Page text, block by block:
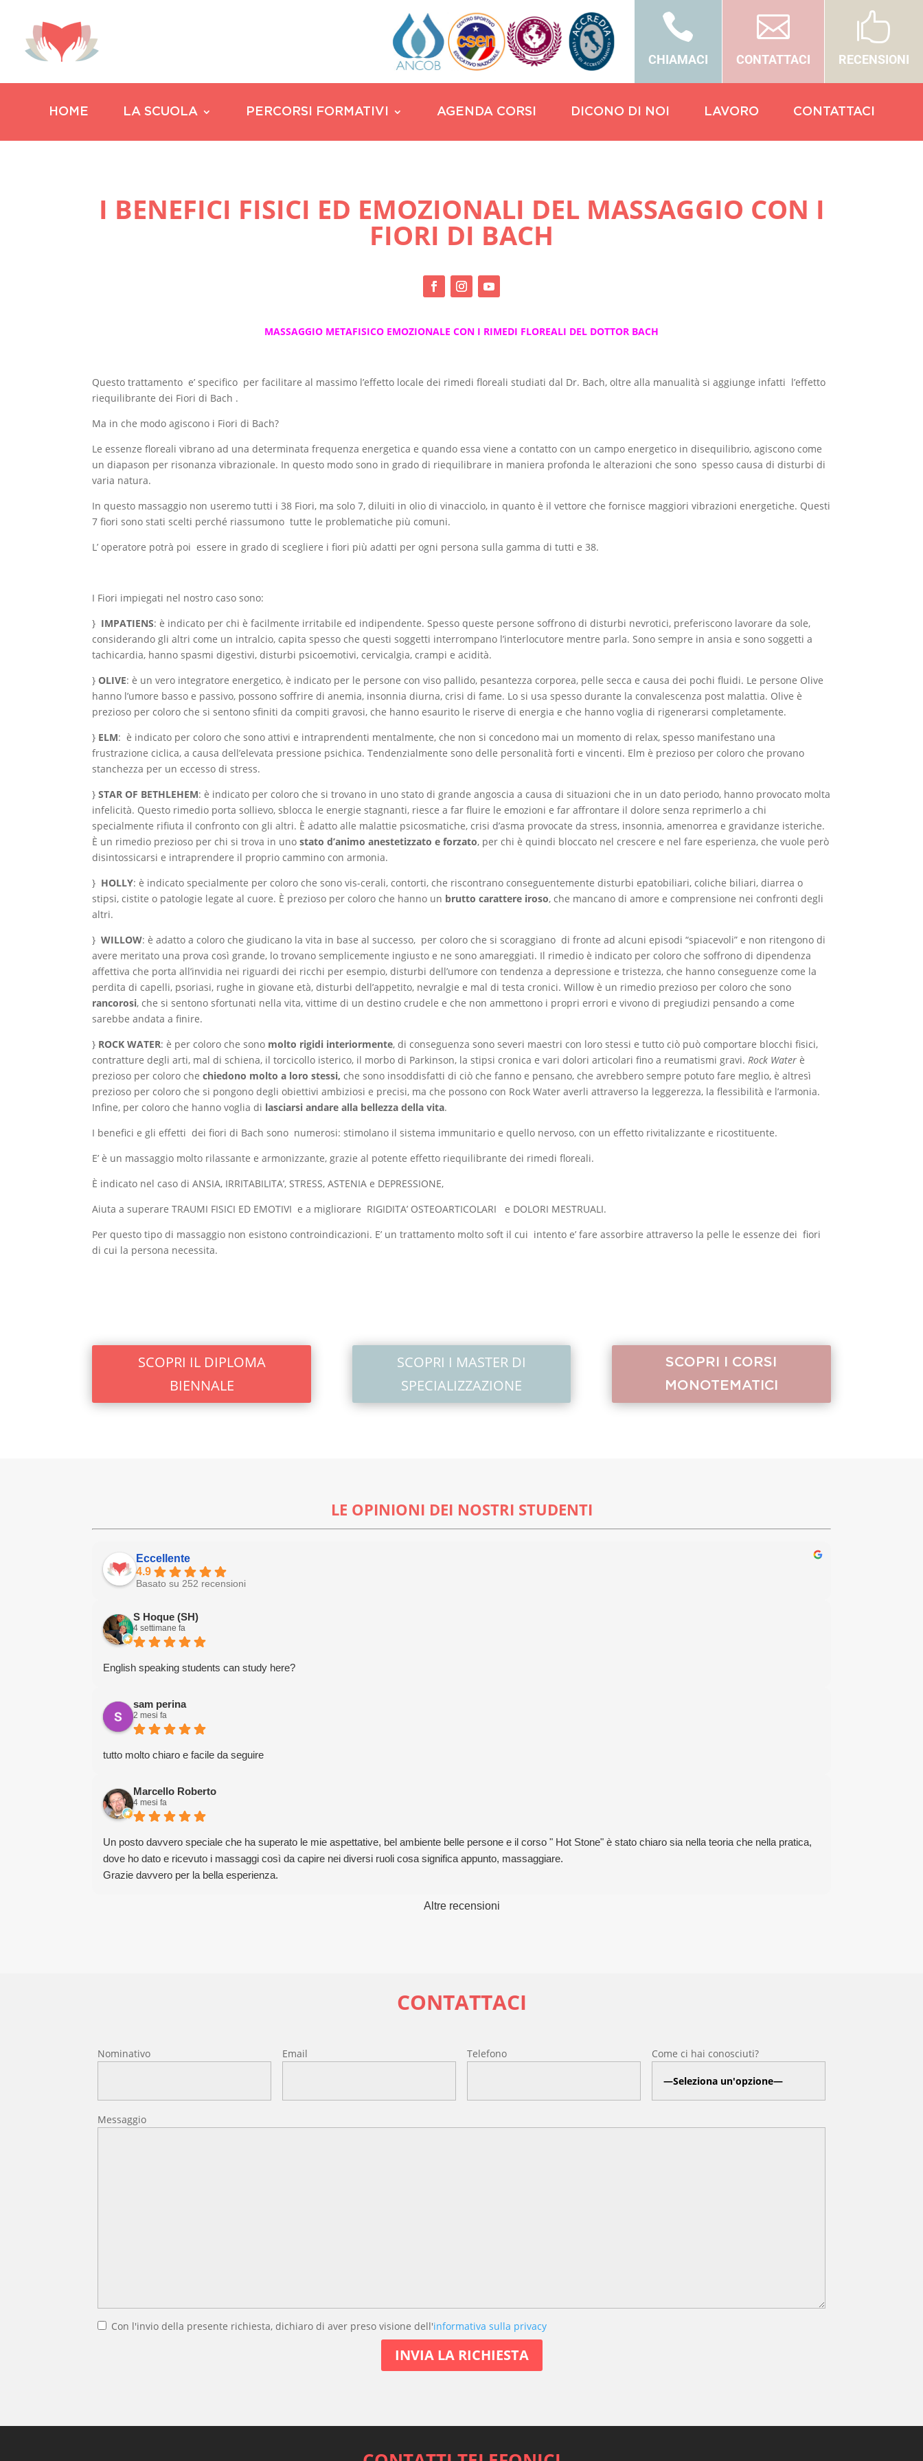

CHIAMACI

CONTATTACI

RECENSIONI
HOME LA SCUOLA PERCORSI FORMATIVI AGENDA CORSI DICONO DI NOI LAVORO CONTATTACI
I BENEFICI FISICI ED EMOZIONALI DEL MASSAGGIO CON I
FIORI DI BACH
MASSAGGIO METAFISICO EMOZIONALE CON I RIMEDI FLOREALI DEL DOTTOR BACH
Questo trattamento e’ specifico per facilitare al massimo l’effetto locale dei rimedi floreali studiati dal Dr. Bach, oltre alla manualità si aggiunge infatti l’effetto
riequilibrante dei Fiori di Bach .
Ma in che modo agiscono i Fiori di Bach?
Le essenze floreali vibrano ad una determinata frequenza energetica e quando essa viene a contatto con un campo energetico in disequilibrio, agiscono come
un diapason per risonanza vibrazionale. In questo modo sono in grado di riequilibrare in maniera profonda le alterazioni che sono spesso causa di disturbi di
varia natura.
In questo massaggio non useremo tutti i 38 Fiori, ma solo 7, diluiti in olio di vinacciolo, in quanto è il vettore che fornisce maggiori vibrazioni energetiche. Questi
7 fiori sono stati scelti perché riassumono tutte le problematiche più comuni.
L’ operatore potrà poi essere in grado di scegliere i fiori più adatti per ogni persona sulla gamma di tutti e 38.
I Fiori impiegati nel nostro caso sono:
} IMPATIENS: è indicato per chi è facilmente irritabile ed indipendente. Spesso queste persone soffrono di disturbi nevrotici, preferiscono lavorare da sole,
considerando gli altri come un intralcio, capita spesso che questi soggetti interrompano l’interlocutore mentre parla. Sono sempre in ansia e sono soggetti a
tachicardia, hanno spasmi digestivi, disturbi psicoemotivi, cervicalgia, crampi e acidità.
}OLIVE: è un vero integratore energetico, è indicato per le persone con viso pallido, pesantezza corporea, pelle secca e causa dei pochi fluidi. Le persone Olive
hanno l’umore basso e passivo, possono soffrire di anemia, insonnia diurna, crisi di fame. Lo si usa spesso durante la convalescenza post malattia. Olive è
prezioso per coloro che si sentono sfiniti da compiti gravosi, che hanno esaurito le riserve di energia e che hanno voglia di rigenerarsi completamente.
} ELM: è indicato per coloro che sono attivi e intraprendenti mentalmente, che non si concedono mai un momento di relax, spesso manifestano una
frustrazione ciclica, a causa dell’elevata pressione psichica. Tendenzialmente sono delle personalità forti e vincenti. Elm è prezioso per coloro che provano
stanchezza per un eccesso di stress.
}STAR OF BETHLEHEM: è indicato per coloro che si trovano in uno stato di grande angoscia a causa di situazioni che in un dato periodo, hanno provocato molta
infelicità. Questo rimedio porta sollievo, sblocca le energie stagnanti, riesce a far fluire le emozioni e far affrontare il dolore senza reprimerlo a chi
specialmente rifiuta il confronto con gli altri. È adatto alle malattie psicosmatiche, crisi d’asma provocate da stress, insonnia, amenorrea e gravidanze isteriche.
È un rimedio prezioso per chi si trova in unostato d’animo anestetizzato e forzato, per chi è quindi bloccato nel crescere e nel fare esperienza, che vuole però
disintossicarsi e intraprendere il proprio cammino con armonia.
} HOLLY: è indicato specialmente per coloro che sono vis-cerali, contorti, che riscontrano conseguentemente disturbi epatobiliari, coliche biliari, diarrea o
stipsi, cistite o patologie legate al cuore. È prezioso per coloro che hanno un brutto carattere iroso, che mancano di amore e comprensione nei confronti degli
altri.
}WILLOW: è adatto a coloro che giudicano la vita in base al successo, per coloro che si scoraggiano di fronte ad alcuni episodi “spiacevoli” e non ritengono di
avere meritato una prova così grande, lo trovano semplicemente ingiusto e ne sono amareggiati. Il rimedio è indicato per coloro che soffrono di dipendenza
affettiva che porta all’invidia nei riguardi dei ricchi per esempio, disturbi dell’umore con tendenza a depressione e tristezza, che hanno conseguenze come la
perdita di capelli, psoriasi, rughe in giovane età, disturbi dell’appetito, nevralgie e mal di testa cronici. Willow è un rimedio prezioso per coloro che sono
rancorosi, che si sentono sfortunati nella vita, vittime di un destino crudele e che non ammettono i propri errori e vivono di pregiudizi pensando a come
sarebbe andata a finire.
} ROCK WATER: è per coloro che sono molto rigidi interiormente, di conseguenza sono severi maestri con loro stessi e tutto ciò può comportare blocchi fisici,
contratture degli arti, mal di schiena, il torcicollo isterico, il morbo di Parkinson, la stipsi cronica e vari dolori articolari fino a reumatismi gravi. Rock Water è
prezioso per coloro chechiedono molto a loro stessi, che sono insoddisfatti di ciò che fanno e pensano, che avrebbero sempre potuto fare meglio, è altresì
prezioso per coloro che si pongono degli obiettivi ambiziosi e precisi, ma che possono con Rock Water averli attraverso la leggerezza, la flessibilità e l’armonia.
Infine, per coloro che hanno voglia di lasciarsi andare alla bellezza della vita.
I benefici e gli effetti dei fiori di Bach sono numerosi: stimolano il sistema immunitario e quello nervoso, con un effetto rivitalizzante e ricostituente.
E’ è un massaggio molto rilassante e armonizzante, grazie al potente effetto riequilibrante dei rimedi floreali.
È indicato nel caso di ANSIA, IRRITABILITA’, STRESS, ASTENIA e DEPRESSIONE,
Aiuta a superare TRAUMI FISICI ED EMOTIVI e a migliorare RIGIDITA’ OSTEOARTICOLARI e DOLORI MESTRUALI.
Per questo tipo di massaggio non esistono controindicazioni. E’ un trattamento molto soft il cui intento e’ fare assorbire attraverso la pelle le essenze dei fiori
di cui la persona necessita.
SCOPRI IL DIPLOMA
BIENNALE
SCOPRI I MASTER DI
SPECIALIZZAZIONE
SCOPRI I CORSI
MONOTEMATICI
LE OPINIONI DEI NOSTRI STUDENTI
Eccellente
4.9
Basato su 252 recensioni
S Hoque (SH)
4 settimane fa
English speaking students can study here?
sam perina
2 mesi fa
tutto molto chiaro e facile da seguire
Marcello Roberto
4 mesi fa
Un posto davvero speciale che ha superato le mie aspettative, bel ambiente belle persone e il corso " Hot Stone" è stato chiaro sia nella teoria che nella pratica,
dove ho dato e ricevuto i massaggi così da capire nei diversi ruoli cosa significa appunto, massaggiare.
Grazie davvero per la bella esperienza.
Altre recensioni
CONTATTACI
Nominativo Email Telefono Come ci hai conosciuti?
Messaggio
Con l'invio della presente richiesta, dichiaro di aver preso visione dell'informativa sulla privacy